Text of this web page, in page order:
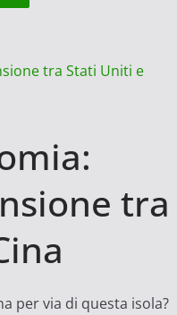
tra Stati Uniti e
tra
per via di questa isola?